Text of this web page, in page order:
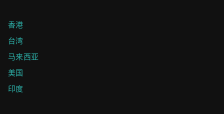
香港
台湾
马来西亚
美国
印度